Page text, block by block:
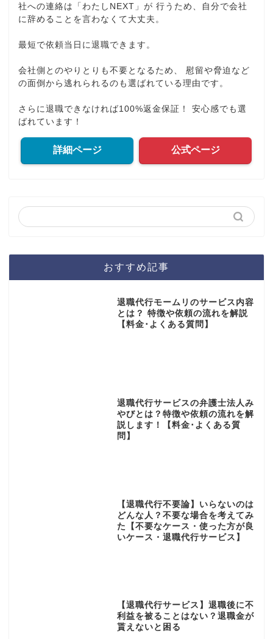
社への連絡は「わたしNEXT」が 行うため、自分で会社
に辞めることを言わなくて大丈夫。
最短で依頼当日に退職できます。
会社側とのやりとりも不要となるため、 慰留や脅迫など
の面倒から逃れられるのも選ばれている理由です。
さらに退職できなければ100%返金保証！ 安心感でも選
ばれています！
詳細ページ 公式ページ
おすすめ記事
退職代行モームリのサービス内容
とは？ 特徴や依頼の流れを解説
【料金･よくある質問】
退職代行サービスの弁護士法人み
やびとは？特徴や依頼の流れを解
説します！【料金･よくある質
問】
【退職代行不要論】いらないのは
どんな人？不要な場合を考えてみ
た【不要なケース・使った方が良
いケース・退職代行サービス】
【退職代行サービス】退職後に不
利益を被ることはない？退職金が
貰えないと困る